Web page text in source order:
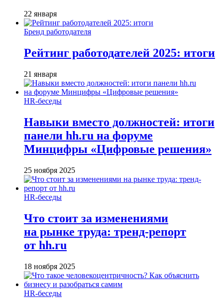
22 января
Бренд работодателя
Рейтинг работодателей 2025: итоги
21 января
HR-беседы
Навыки вместо должностей: итоги
панели hh.ru на форуме
Минцифры «Цифровые решения»
25 ноября 2025
HR-беседы
Что стоит за изменениями
на рынке труда: тренд-репорт
от hh.ru
18 ноября 2025
HR-беседы